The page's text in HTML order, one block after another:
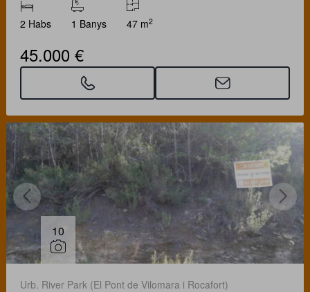
2 Habs 1 Banys 47 m2
45.000 €
10
Urb. River Park (El Pont de Vilomara i Rocafort)